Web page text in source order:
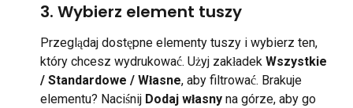
3. Wybierz element tuszy
Przeglądaj dostępne elementy tuszy i wybierz ten,
który chcesz wydrukować. Użyj zakładek Wszystkie
/ Standardowe / Własne, aby filtrować. Brakuje
elementu? Naciśnij Dodaj własny na górze, aby go